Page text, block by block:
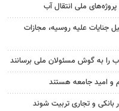
ملی انتقال آب
جنایات علیه روسیه، مجازات
را به گوش مسئولان ملی برسانند
و امید جامعه هستند
و تجاری تربیت شوند